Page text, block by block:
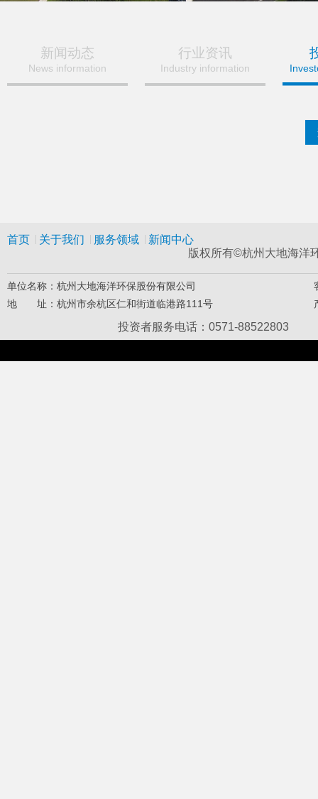
新闻动态
News information
行业资讯
Industry information
首页 关于我们 服务领域
新闻中心
版权所有©杭州大地海洋
单位名称：杭州大地海洋环保股份有限公司
地 址：杭州市余杭区仁和街道临港路111号
投资者服务电话：0571-88522803